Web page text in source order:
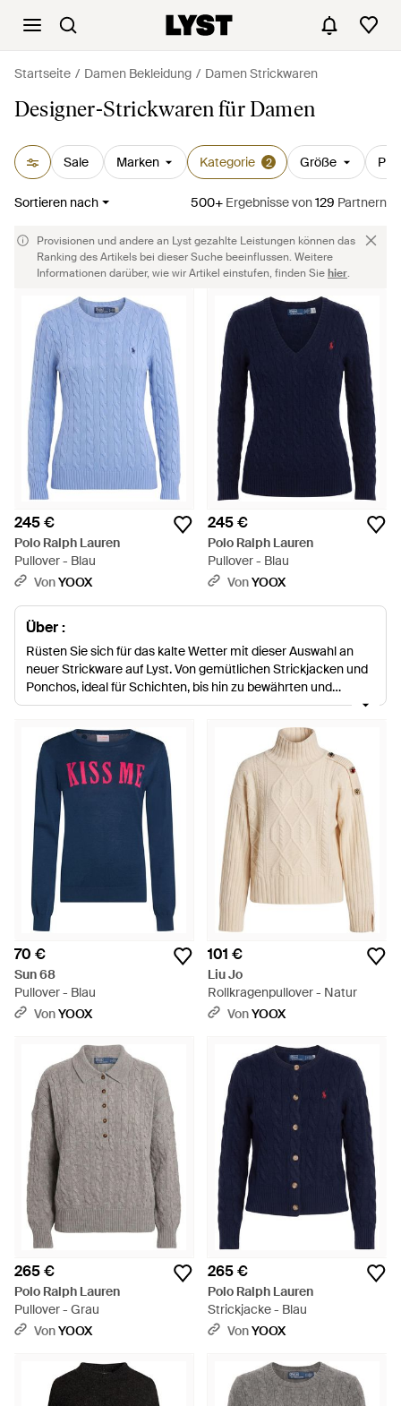
Startseite Damen Bekleidung Damen Strickwaren
Designer-Strickwaren für Damen
Sale Marken Kategorie 2 Größe
Sortieren nach 500+ Ergebnissevon129 Partnern
Provisionen und andere an Lyst gezahlte Leistungen können das
Ranking des Artikels bei dieser Suche beeinflussen. Weitere
Informationen darüber, wie wir Artikel einstufen, finden Siehier.
245 €
Polo Ralph Lauren
Pullover - Blau
VonYOOX
245 €
Polo Ralph Lauren
Pullover - Blau
VonYOOX
Über :
Rüsten Sie sich für das kalte Wetter mit dieser Auswahl an
neuer Strickware auf Lyst. Von gemütlichen Strickjacken und
Ponchos, ideal für Schichten, bis hin zu bewährten und
stilsicheren Pullovern und Rollkragen; diese Kollektion an
Ausschau nach Zopfmuster, Pullover mit Reißverschluss und
Pullunder.
70 €
Sun 68
Pullover - Blau
VonYOOX
101 €
Liu Jo
Rollkragenpullover - Natur
VonYOOX
265 €
Polo Ralph Lauren
Pullover - Grau
VonYOOX
265 €
Polo Ralph Lauren
Strickjacke - Blau
VonYOOX